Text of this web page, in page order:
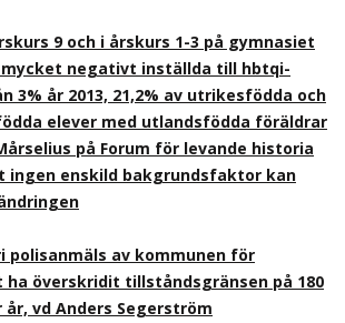
9 och i årskurs 1-3 på gymnasiet
negativt inställda till hbtqi-
3% år 2013, 21,2% av utrikesfödda och
elever med utlandsfödda föräldrar
på Forum för levande historia
ingen enskild bakgrundsfaktor kan
polisanmäls av kommunen för
överskridit tillståndsgränsen på 180
år, vd Anders Segerström